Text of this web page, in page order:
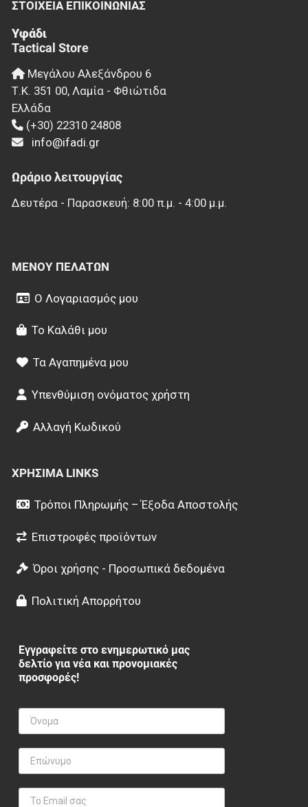
ΣΤΟΙΧΕΊΑ EΠΙΚΟΙΝΩΝΊΑΣ
Υφάδι
Tactical Store
Μεγάλου Αλεξάνδρου 6
Τ.Κ. 351 00, Λαμία - Φθιώτιδα
Ελλάδα
(+30) 22310 24808
info@ifadi.gr
Ωράριο λειτουργίας
Δευτέρα - Παρασκευή: 8:00 π.μ. - 4:00 μ.μ.
ΜΕΝΟΎ ΠΕΛΑΤΏΝ
Ο Λογαριασμός μου
Το Καλάθι μου
Τα Αγαπημένα μου
Υπενθύμιση ονόματος χρήστη
Αλλαγή Κωδικού
ΧΡΉΣΙΜΑ LINKS
Τρόποι Πληρωμής – Έξοδα Αποστολής
Επιστροφές προϊόντων
Όροι χρήσης - Προσωπικά δεδομένα
Πολιτική Απορρήτου
Εγγραφείτε στο ενημερωτικό μας
δελτίο για νέα και προνομιακές
προσφορές!